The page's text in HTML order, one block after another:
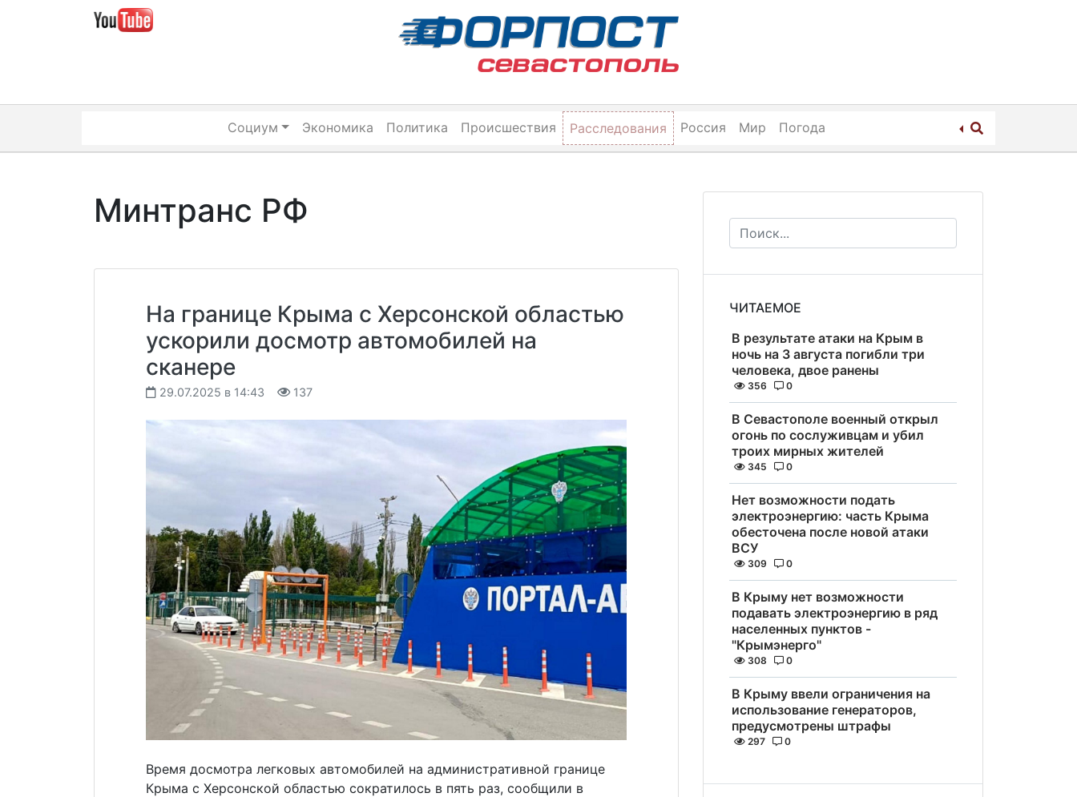
Социум Экономика Политика Происшествия Расследования Россия Мир Погода
Минтранс РФ
На границе Крыма с Херсонской областью
ускорили досмотр автомобилей на
сканере
29.07.2025 в 14:43 137
Время досмотра легковых автомобилей на административной границе
Крыма с Херсонской областью сократилось в пять раз, сообщили в
ЧИТАЕМОЕ
В результате атаки на Крым в
ночь на 3 августа погибли три
человека, двое ранены
356 0
В Севастополе военный открыл
огонь по сослуживцам и убил
троих мирных жителей
345 0
Нет возможности подать
электроэнергию: часть Крыма
обесточена после новой атаки
ВСУ
309 0
В Крыму нет возможности
подавать электроэнергию в ряд
населенных пунктов -
"Крымэнерго"
308 0
В Крыму ввели ограничения на
использование генераторов,
предусмотрены штрафы
297 0